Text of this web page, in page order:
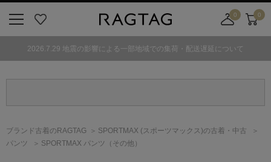
気
0
舗
カ
ト
0
2026.7.29 地震の影響による一部地域での集荷・配送遅延について
ブランド古着のRAGTAG SPORTMAX (スポーツマックス)の古着・中古
パンツ
SPORTMAX パンツ（その他）